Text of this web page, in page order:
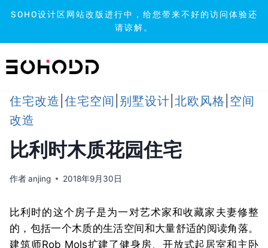
SOHO设计区网站改版进行中，给您带来不好的访问体验还
请谅解。
到
住宅改造 住宅空间 别墅设计 北欧风格 空间
改造
比利时木质花园住宅
作者anjing 2018年9月30日
比利时的这个房子是为一对艺术家和收藏家夫妻修整
的，包括一个木质的生活空间和大量舒适的阅读角落。
建筑师Rob Mols扩建了健身房、开放式起居室和主卧